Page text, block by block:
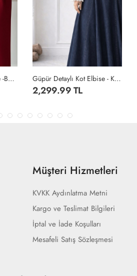
Alin Elbise - Siyah
959.99 TL
Müşteri Hizmetleri
KVKK Aydınlatma Metni
Kargo ve Teslimat Bilgileri
İptal ve İade Koşulları
Mesafeli Satış Sözleşmesi